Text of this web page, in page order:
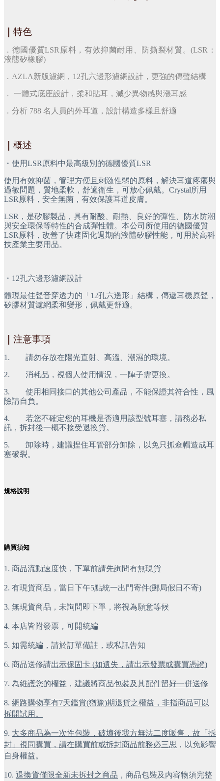
特色
．德國優質LSR原料，有效抑菌耐用、防撕裂材質。(LSR：
液態矽橡膠)
．AZLA新版濾網，12孔六邊形濾網設計，更強的傳聲結構
． ​一體式底座設計，柔和貼耳，減少異物感與漲耳感
．分析 788 名人員的外耳道，設計構造多樣且舒適
概述
・使用LSR原料中最高級別的德國優質LSR
使用有效抑菌，管理方便且刺激性弱的原料，解決耳道疼癢與
過敏問題，質地柔軟，舒適衛生，可放心佩戴。Crystal所用
LSR原料，安全無菌，有效保護耳道皮膚。
LSR，是矽膠製品，具有耐酸、耐熱、良好的彈性、防水防潮
與安全環保等特性的合成彈性體。本公司所使用的德國優質
LSR原料，改善了快速固化週期的液體矽膠性能，可用於高科
技產業主要用品。
・12孔六邊形濾網設計
體現最佳聲音穿透力的「12孔六邊形」結構，傳遞耳機原聲，
矽膠材質濾網柔和變形，佩戴更舒適。
注意事項
1.        請勿存放在陽光直射、高溫、潮濕的環境。
2.        消耗品，視個人使用情況，一陣子需更換。
3.        使用相同接口的其他公司產品，不能保證其符合性，風
險請自負。
4.        若您不確定您的耳機是否適用該型號耳塞，請務必私
訊，拆封後一概不接受退換貨。
5.        卸除時，建議捏住耳管部分卸除，以免只抓傘帽造成耳
塞破裂。
規格說明
購買須知
1. 商品流動速度快，下單前請先詢問有無現貨
2. 有現貨商品，當日下午5點統一出門寄件(郵局假日不寄)
3. 無現貨商品，未詢問即下單，將視為願意等候
4. 本店皆附發票，可開統編
5. 如需統編，請於訂單備註，或私訊告知
6. 商品送修請出示保固卡 (如遺失，請出示發票或購買憑證)
7. 為維護您的權益， 建議將商品包裝及其配件留好一併送修
8. 網路購物享有7天鑑賞(猶豫)期退貨之權益，非指商品可以
拆開試用。
9. 大多商品為一次性包裝，破壞後我方無法二度販售，故「拆
封」視同購買，請在購買前或拆封商品前務必三思 ，以免影響
自身權益。
10. 退換貨僅限全新未拆封之商品 ，商品包裝及內容物須完整